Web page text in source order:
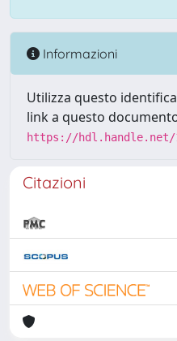
Informazioni
Utilizza questo
link a questo
https://hdl.handle.net/
Citazioni